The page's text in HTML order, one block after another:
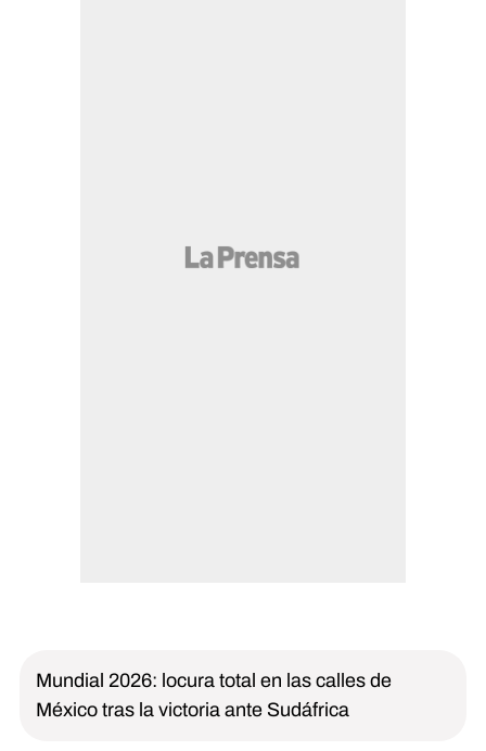
Mundial 2026: locura total en las calles de
México tras la victoria ante Sudáfrica